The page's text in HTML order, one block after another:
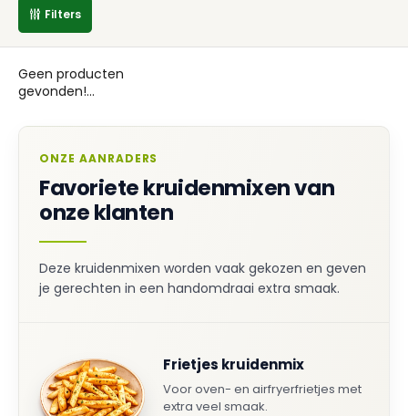
Filters
Geen producten
gevonden!...
ONZE AANRADERS
Favoriete kruidenmixen van
onze klanten
Deze kruidenmixen worden vaak gekozen en geven
je gerechten in een handomdraai extra smaak.
Frietjes kruidenmix
Voor oven- en airfryerfrietjes met
extra veel smaak.